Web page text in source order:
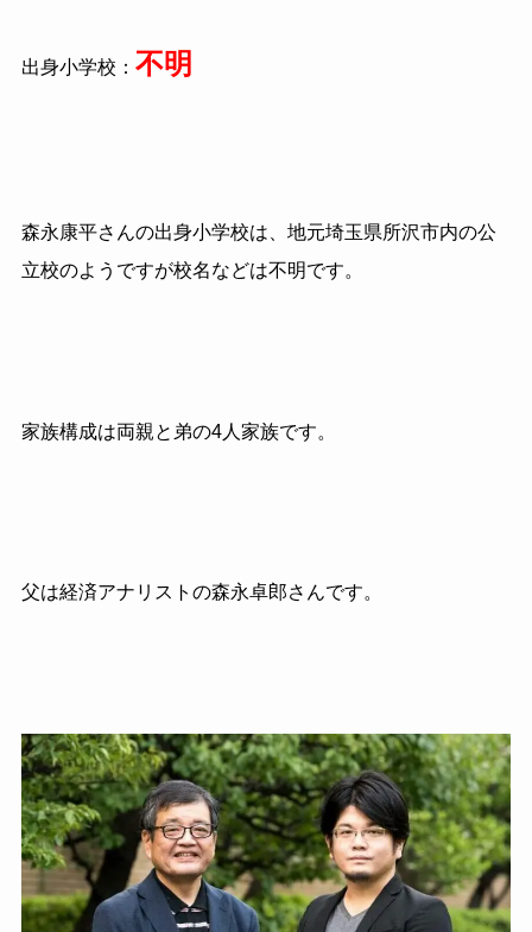
出身小学校： 不明
森永康平さんの出身小学校は、地元埼玉県所沢市内の公
立校のようですが校名などは不明です。
家族構成は両親と弟の4人家族です。
父は経済アナリストの森永卓郎さんです。